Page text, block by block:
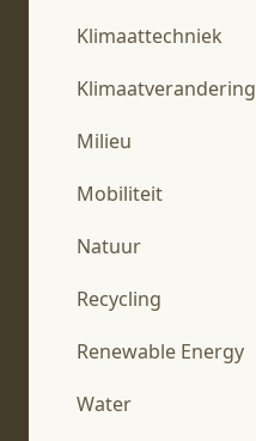
Klimaattechniek
Klimaatverandering
Milieu
Mobiliteit
Natuur
Recycling
Renewable Energy
Water